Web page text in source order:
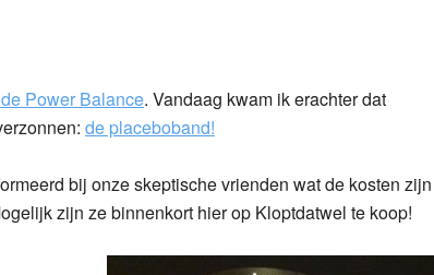
Power Balance. Vandaag kwam ik erachter dat
de placeboband!
bij onze skeptische vrienden wat de kosten zijn
zijn ze binnenkort hier op Kloptdatwel te koop!